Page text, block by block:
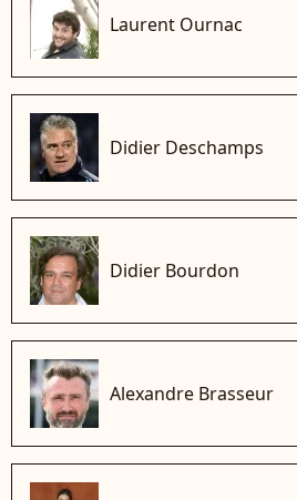
Laurent Ournac
Didier Deschamps
Didier Bourdon
Alexandre Brasseur